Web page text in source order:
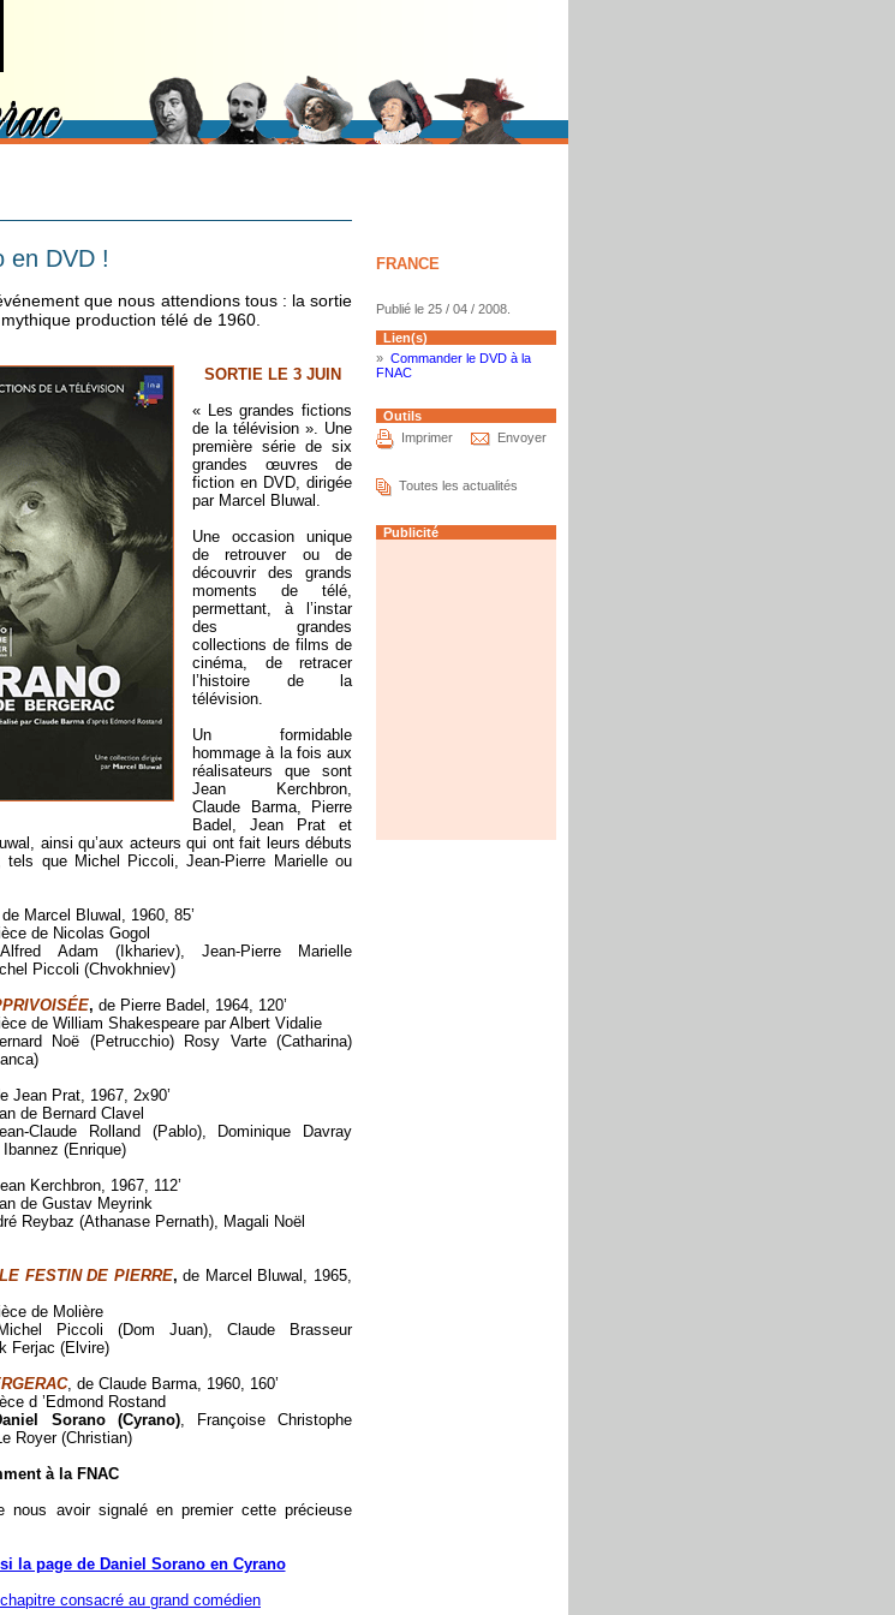
en DVD !
que nous attendions tous : la sortie
production télé de 1960.
SORTIE LE 3 JUIN
« Les grandes fictions
de la télévision ». Une
première série de six
grandes œuvres de
fiction en DVD, dirigée
par Marcel Bluwal.
Une occasion unique
de retrouver ou de
découvrir des grands
moments de télé,
permettant, à l’instar
des grandes
collections de films de
cinéma, de retracer
l’histoire de la
télévision.
Un formidable
hommage à la fois aux
réalisateurs que sont
Jean Kerchbron,
Claude Barma, Pierre
Badel, Jean Prat et
ainsi qu’aux acteurs qui ont fait leurs débuts
que Michel Piccoli, Jean-Pierre Marielle ou
de Marcel Bluwal, 1960, 85’
de Nicolas Gogol
Adam (Ikhariev), Jean-Pierre Marielle
Piccoli (Chvokhniev)
, de Pierre Badel, 1964, 120’
de William Shakespeare par Albert Vidalie
Noë (Petrucchio) Rosy Varte (Catharina)
Jean Prat, 1967, 2x90’
de Bernard Clavel
Claude Rolland (Pablo), Dominique Davray
(Enrique)
Kerchbron, 1967, 112’
de Gustav Meyrink
Reybaz (Athanase Pernath), Magali Noël
FESTIN DE PIERRE, de Marcel Bluwal, 1965,
de Molière
Piccoli (Dom Juan), Claude Brasseur
Ferjac (Elvire)
, de Claude Barma, 1960, 160’
d ’Edmond Rostand
Sorano (Cyrano), Françoise Christophe
Royer (Christian)
à la FNAC
nous avoir signalé en premier cette précieuse
la page de Daniel Sorano en Cyrano
consacré au grand comédien
FRANCE
Publié le 25 / 04 / 2008.
Lien(s)
» Commander le DVD à la
FNAC
Outils
Imprimer
Envoyer
Toutes les actualités
Publicité